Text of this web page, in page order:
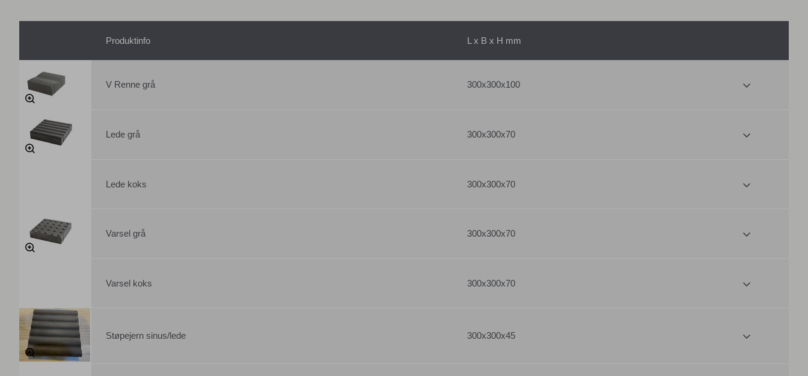
Produktinfo L x B x H mm
V Renne grå 300x300x100
Lede grå 300x300x70
Lede koks 300x300x70
Varsel grå 300x300x70
Varsel koks 300x300x70
Støpejern sinus/lede 300x300x45